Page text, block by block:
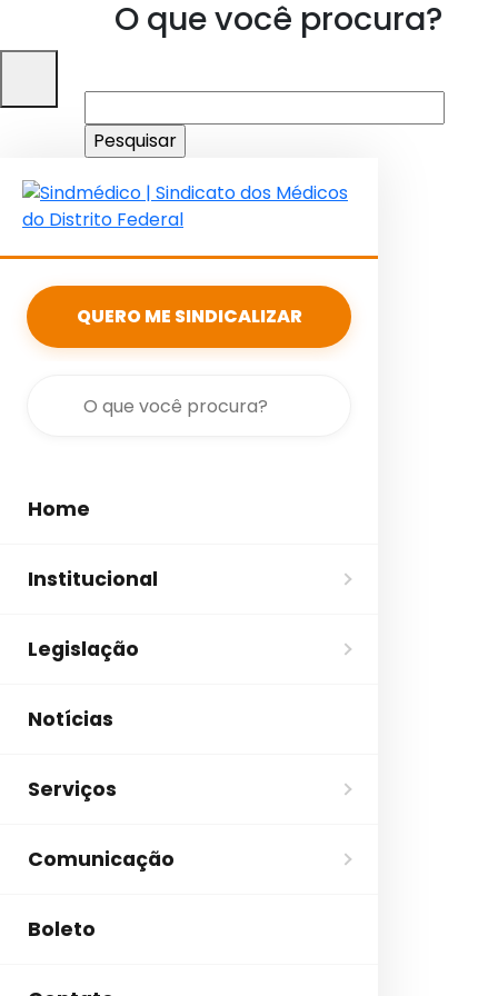
O que você procura?
por:
QUERO ME SINDICALIZAR
Home
Institucional
Legislação
Notícias
Serviços
Comunicação
Boleto